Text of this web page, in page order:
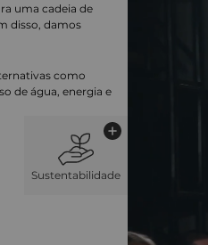
uma cadeia de
disso, damos
como
de água, energia e
Sustentabilidade